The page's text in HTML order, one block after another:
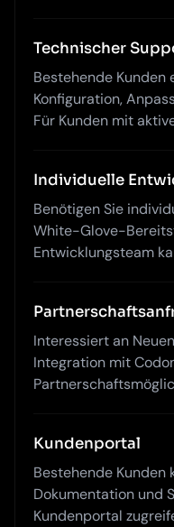
Technischer
Bestehende
Konfiguration,
Für Kunden mit
Individuelle
Benötigen Sie
White-Glove-
Entwicklungsteam
Interessiert an
Integration mit
Kundenportal
Bestehende Kunden
Dokumentation und
Kundenportal